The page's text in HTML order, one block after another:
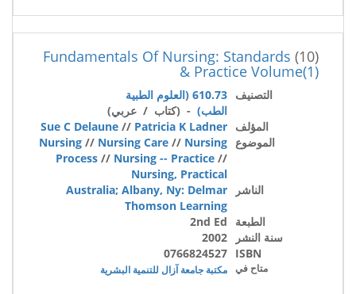
(10)
Fundamentals Of Nursing: Standards
& Practice Volume(1)
التصنيف
610.73 (العلوم الطبية
الطب) - (كتاب / عربي)
المؤلف
Sue C Delaune // Patricia K Ladner
الموضوع
Nursing // Nursing Care // Nursing
Process // Nursing -- Practice //
Nursing, Practical
الناشر
Australia; Albany, Ny: Delmar
Thomson Learning
الطبعة
2nd Ed
سنة النشر
2002
ISBN
0766824527
متاح في مكتبة جامعة آزال للتنمية البشرية